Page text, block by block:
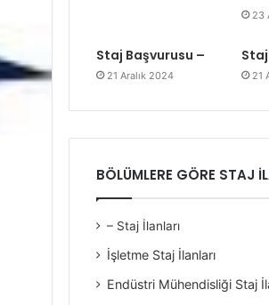
23
Staj Başvurusu –
21 Aralık 2024 21
BÖLÜMLERE GÖRE STAJ
– Staj İlanları
İşletme Staj İlanları
Endüstri Mühendisliği Staj